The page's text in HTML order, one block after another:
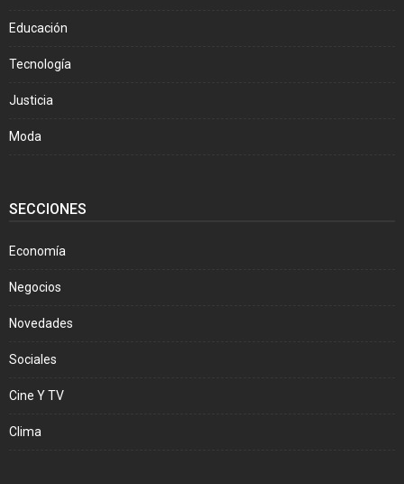
Educación
Tecnología
Justicia
Moda
SECCIONES
Economía
Negocios
Novedades
Sociales
Cine Y TV
Clima